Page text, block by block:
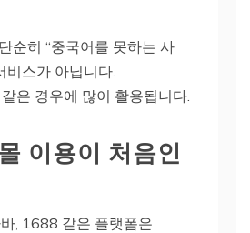
순히 “중국어를 못하는 사
비스가 아닙니다.
은 경우에 많이 활용됩니다.
이용이 처음인
, 1688 같은 플랫폼은